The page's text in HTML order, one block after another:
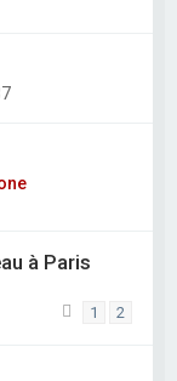
à Paris
1 2